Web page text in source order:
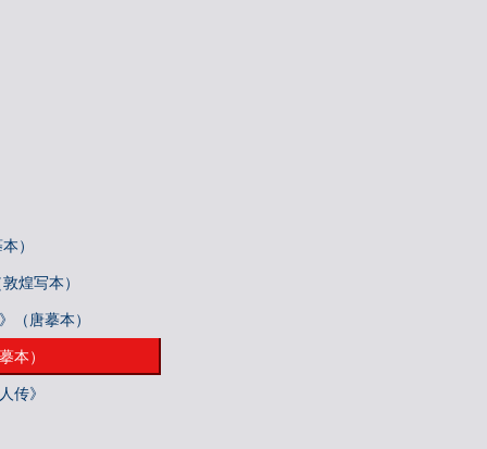
）
煌写本）
（唐摹本）
本）
传》